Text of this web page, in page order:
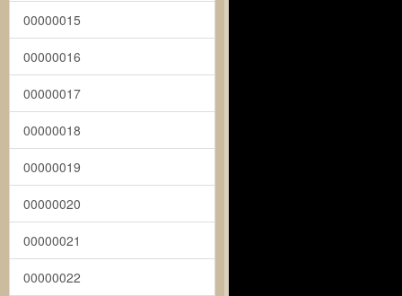
00000015
00000016
00000017
00000018
00000019
00000020
00000021
00000022